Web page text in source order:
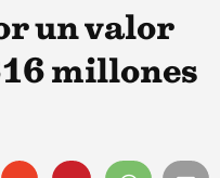
un valor
millones